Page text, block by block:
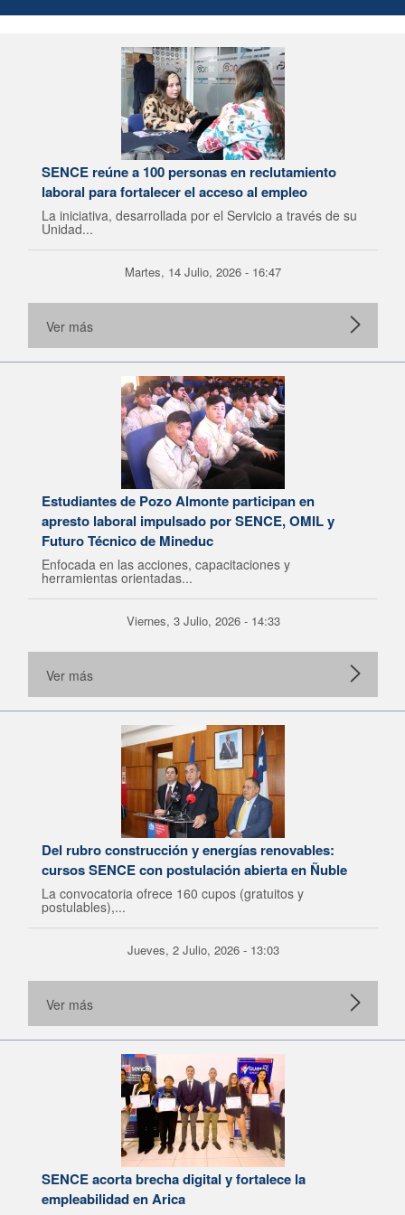
SENCE reúne a 100 personas en reclutamiento
laboral para fortalecer el acceso al empleo
La iniciativa, desarrollada por el Servicio a través de su
Unidad...
Martes, 14 Julio, 2026 - 16:47
Ver más
Estudiantes de Pozo Almonte participan en
apresto laboral impulsado por SENCE, OMIL y
Futuro Técnico de Mineduc
Enfocada en las acciones, capacitaciones y
herramientas orientadas...
Viernes, 3 Julio, 2026 - 14:33
Ver más
Del rubro construcción y energías renovables:
cursos SENCE con postulación abierta en Ñuble
La convocatoria ofrece 160 cupos (gratuitos y
postulables),...
Jueves, 2 Julio, 2026 - 13:03
Ver más
SENCE acorta brecha digital y fortalece la
empleabilidad en Arica